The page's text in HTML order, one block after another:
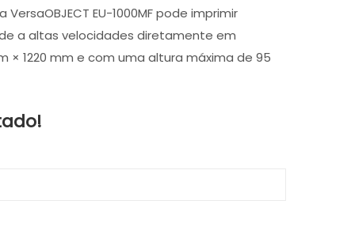
EU-1000MF pode imprimir
a altas velocidades diretamente em
× 1220 mm e com uma altura máxima de 95